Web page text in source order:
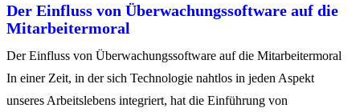
Der Einfluss von Überwachungssoftware auf die
Mitarbeitermoral
Der Einfluss von Überwachungssoftware auf die Mitarbeitermoral
In einer Zeit, in der sich Technologie nahtlos in jeden Aspekt
unseres Arbeitslebens integriert, hat die Einführung von